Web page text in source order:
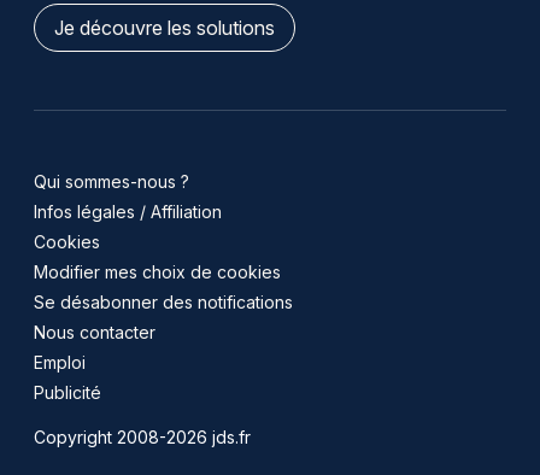
Je découvre les solutions
Qui sommes-nous ?
Infos légales / Affiliation
Cookies
Modifier mes choix de cookies
Se désabonner des notifications
Nous contacter
Emploi
Publicité
Copyright 2008-2026 jds.fr